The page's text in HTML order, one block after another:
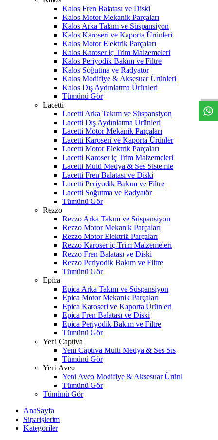
Kalos Fren Balatası ve Diski
Kalos Motor Mekanik Parçaları
Kalos Arka Takım ve Süspansiyon
Kalos Karoseri ve Kaporta Ürünleri
Kalos Motor Elektrik Parçaları
Kalos Karoser iç Trim Malzemeleri
Kalos Periyodik Bakım ve Filtre
Kalos Soğutma ve Radyatör
Kalos Modifiye & Aksesuar Ürünleri
Kalos Dış Aydınlatma Ürünleri
Tümünü Gör
Lacetti
Lacetti Arka Takım ve Süspansiyon
Lacetti Dış Aydınlatma Ürünleri
Lacetti Motor Mekanik Parçaları
Lacetti Karoseri ve Kaporta Ürünler
Lacetti Motor Elektrik Parçaları
Lacetti Karoser iç Trim Malzemeleri
Lacetti Multi Medya & Ses Sistemle
Lacetti Fren Balatası ve Diski
Lacetti Periyodik Bakım ve Filtre
Lacetti Soğutma ve Radyatör
Tümünü Gör
Rezzo
Rezzo Arka Takım ve Süspansiyon
Rezzo Motor Mekanik Parçaları
Rezzo Motor Elektrik Parçaları
Rezzo Karoser iç Trim Malzemeleri
Rezzo Fren Balatası ve Diski
Rezzo Periyodik Bakım ve Filtre
Tümünü Gör
Epica
Epica Arka Takım ve Süspansiyon
Epica Motor Mekanik Parçaları
Epica Karoseri ve Kaporta Ürünleri
Epica Fren Balatası ve Diski
Epica Periyodik Bakım ve Filtre
Tümünü Gör
Yeni Captiva
Yeni Captiva Multi Medya & Ses Sis
Tümünü Gör
Yeni Aveo
Yeni Aveo Modifiye & Aksesuar Ürünl
Tümünü Gör
Tümünü Gör
AnaSayfa
Siparişlerim
Kategoriler